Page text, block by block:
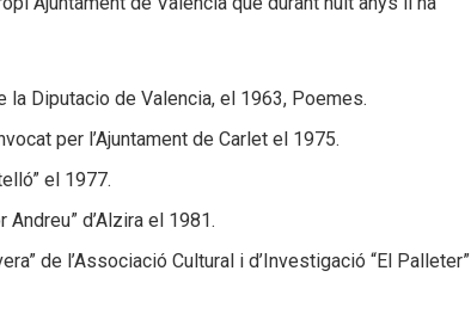
la Diputacio de Valencia, el 1963, Poemes.
per l’Ajuntament de Carlet el 1975.
el 1977.
Andreu” d’Alzira el 1981.
de l’Associació Cultural i d’Investigació “El Palleter”